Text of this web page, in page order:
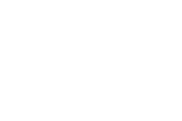
に「ほっこり癒し探し」に付き合うことになり……?
一緒に過ごす時間が心地良くなっていき――
うな。